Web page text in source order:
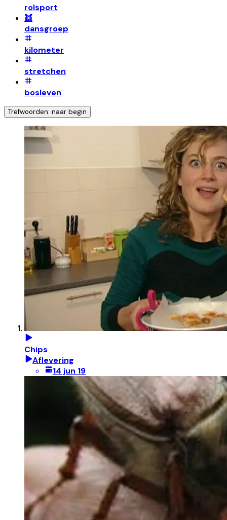
rolsport
👯
dansgroep
kilometer
stretchen
bosleven
Trefwoorden: naar begin
Chips
Aflevering
14 jun 19